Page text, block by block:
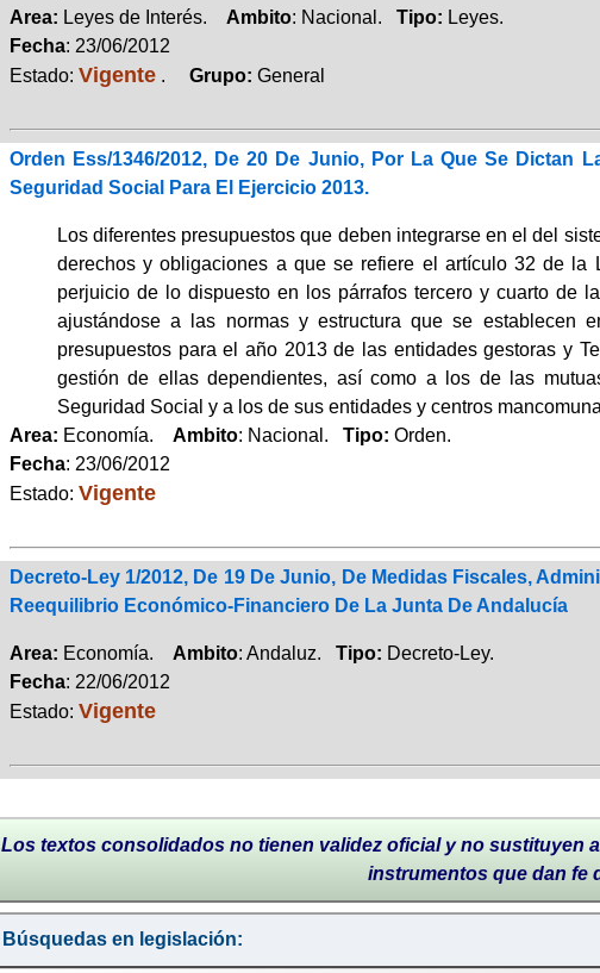
Area: Leyes de Interés. Ambito: Nacional. Tipo: Leyes.
Fecha: 23/06/2012
Estado: Vigente. Grupo: General
Orden Ess/1346/2012, De 20 De Junio, Por La Que Se Dictan
Seguridad Social Para El Ejercicio 2013.
Los diferentes presupuestos que deben integrarse en el del
derechos y obligaciones a que se refiere el artículo 32 de la
perjuicio de lo dispuesto en los párrafos tercero y cuarto de
ajustándose a las normas y estructura que se establecen
presupuestos para el año 2013 de las entidades gestoras y
gestión de ellas dependientes, así como a los de las
Seguridad Social y a los de sus entidades y centros
Area: Economía. Ambito: Nacional. Tipo: Orden.
Fecha: 23/06/2012
Estado: Vigente
Decreto-Ley 1/2012, De 19 De Junio, De Medidas Fiscales,
Reequilibrio Económico-Financiero De La Junta De Andalucía
Area: Economía. Ambito: Andaluz. Tipo: Decreto-Ley.
Fecha: 22/06/2012
Estado: Vigente
Los textos consolidados no tienen validez oficial y no sustituyen
instrumentos que dan fe
Búsquedas en legislación: